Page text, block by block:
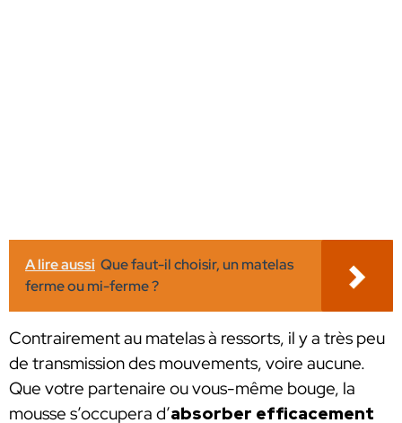
A lire aussi Que faut-il choisir, un matelas
ferme ou mi-ferme ?
Contrairement au matelas à ressorts, il y a très peu
de transmission des mouvements, voire aucune.
Que votre partenaire ou vous-même bouge, la
mousse s’occupera d’absorber efficacement